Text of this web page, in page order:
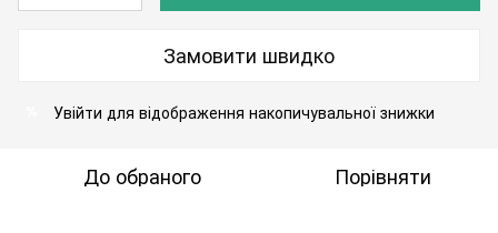
Замовити швидко
Увійти для відображення накопичувальної знижки
До обраного Порівняти